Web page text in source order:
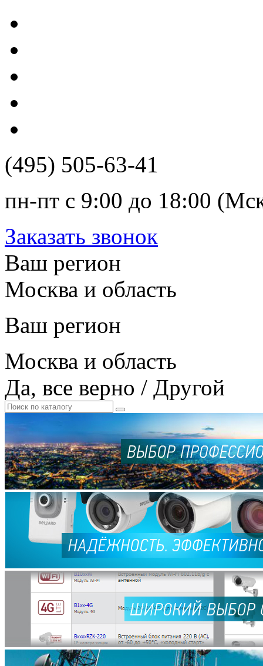
(495) 505-63-41
пн-пт с 9:00 до 18:00
Заказать звонок
Ваш регион
Москва и область
Ваш регион
Москва и область
Да, все верно / Другой